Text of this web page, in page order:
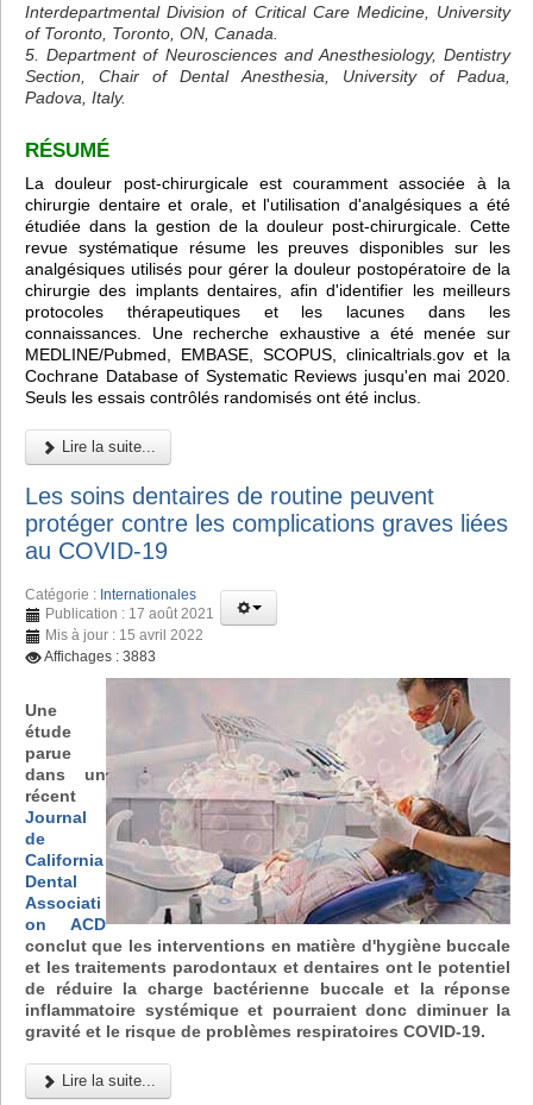
Interdepartmental Division of Critical Care Medicine, University
of Toronto, Toronto, ON, Canada.
5. Department of Neurosciences and Anesthesiology, Dentistry
Section, Chair of Dental Anesthesia, University of Padua,
Padova, Italy.
RÉSUMÉ
La douleur post-chirurgicale est couramment associée à la
chirurgie dentaire et orale, et l'utilisation d'analgésiques a été
étudiée dans la gestion de la douleur post-chirurgicale. Cette
revue systématique résume les preuves disponibles sur les
analgésiques utilisés pour gérer la douleur postopératoire de la
chirurgie des implants dentaires, afin d'identifier les meilleurs
protocoles thérapeutiques et les lacunes dans les
connaissances. Une recherche exhaustive a été menée sur
MEDLINE/Pubmed, EMBASE, SCOPUS, clinicaltrials.gov et la
Cochrane Database of Systematic Reviews jusqu'en mai 2020.
Seuls les essais contrôlés randomisés ont été inclus.
Lire la suite...
Les soins dentaires de routine peuvent
protéger contre les complications graves liées
au COVID-19
Catégorie : Internationales
Publication : 17 août 2021
Mis à jour : 15 avril 2022
Affichages : 3883
Une
étude
parue
dans un
récent
Journal
de
California
Dental
Associati
on ACD
conclut que les interventions en matière d'hygiène buccale
et les traitements parodontaux et dentaires ont le potentiel
de réduire la charge bactérienne buccale et la réponse
inflammatoire systémique et pourraient donc diminuer la
gravité et le risque de problèmes respiratoires COVID-19.
Lire la suite...